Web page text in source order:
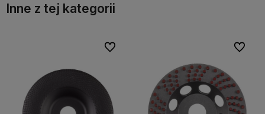
Inne z tej kategorii
Do ulubionych
Do ulubionych Do
Do